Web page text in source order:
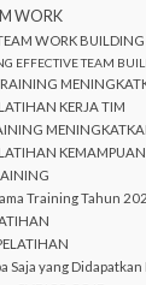
WORK
WORK BUILDING
EFFECTIVE TEAM
KERJA TIM
Training Tahun
Saja yang Didapatkan